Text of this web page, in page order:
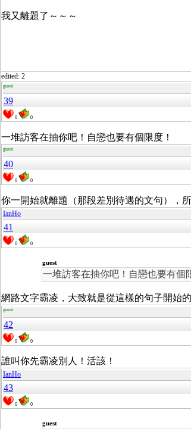
我又離題了～～～
edited: 2
guest
39
0 0
一堆訪客在抽你吧！自戀也要有個限度！
guest
40
0 0
你一開始就離題（那段差別待遇的文句），
IanHo
41
0 0
guest
一堆訪客在抽你吧！自戀也要有個
網路文字霸凌，大致就是從這樣的句子開始
guest
42
0 0
誰叫你先霸凌別人！活該！
IanHo
43
0 0
guest